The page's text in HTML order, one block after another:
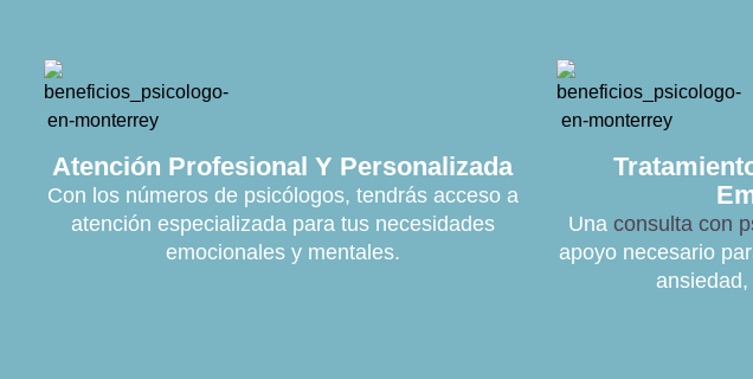
Atención Profesional Y Personalizada
Con los números de psicólogos, tendrás acceso a
atención especializada para tus necesidades
emocionales y mentales.
Una consulta con
apoyo necesario